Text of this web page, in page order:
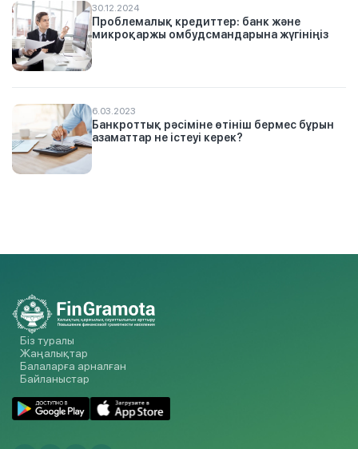
30.12.2024
Проблемалық кредиттер: банк және
микроқаржы омбудсмандарына жүгініңіз
6.03.2023
Банкроттық рәсіміне өтініш бермес бұрын
азаматтар не істеуі керек?
Біз туралы
Жаңалықтар
Балаларға арналған
Байланыстар